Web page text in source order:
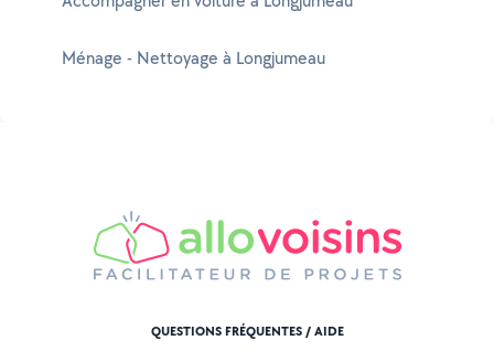
Ménage - Nettoyage à Longjumeau
QUESTIONS FRÉQUENTES / AIDE